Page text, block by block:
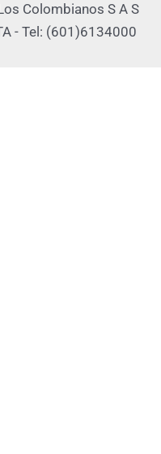
Colombianos S A S
- Tel: (601)6134000